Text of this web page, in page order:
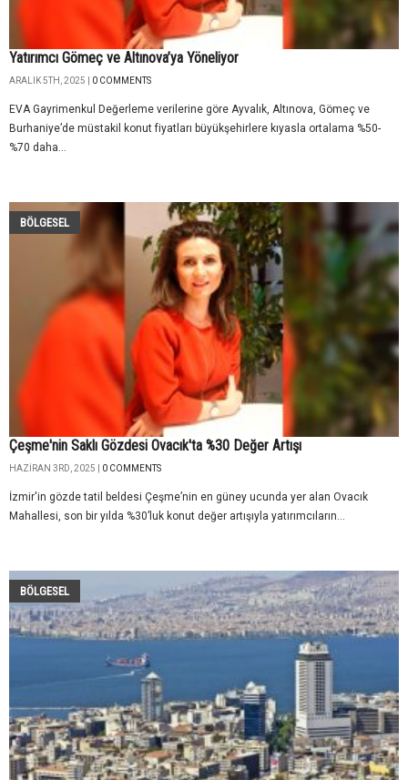
Yatırımcı Gömeç ve Altınova’ya Yöneliyor
ARALIK 5TH, 2025 | 0 COMMENTS
EVA Gayrimenkul Değerleme verilerine göre Ayvalık, Altınova, Gömeç ve
Burhaniye’de müstakil konut fiyatları büyükşehirlere kıyasla ortalama %50-
%70 daha...
BÖLGESEL
Çeşme'nin Saklı Gözdesi Ovacık'ta %30 Değer Artışı
HAZIRAN 3RD, 2025 | 0 COMMENTS
İzmir'in gözde tatil beldesi Çeşme’nin en güney ucunda yer alan Ovacık
Mahallesi, son bir yılda %30’luk konut değer artışıyla yatırımcıların...
BÖLGESEL